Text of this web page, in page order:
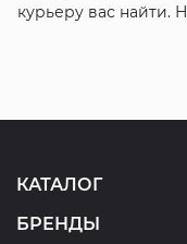
курьеру вас найти.
КАТАЛОГ
БРЕНДЫ